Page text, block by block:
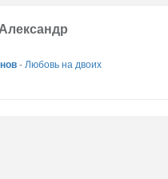
- Любовь на двоих